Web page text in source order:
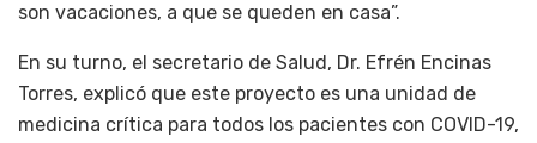
son vacaciones, a que se queden en casa”.
En su turno, el secretario de Salud, Dr. Efrén Encinas
Torres, explicó que este proyecto es una unidad de
medicina crítica para todos los pacientes con COVID-19,